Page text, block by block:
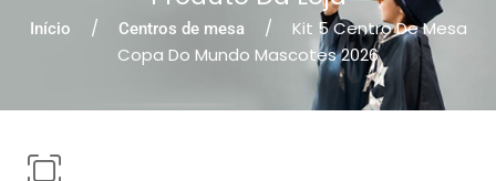
Início Centros de mesa
Kit 5 Centro De Mesa
Copa Do Mundo Mascotes 2026